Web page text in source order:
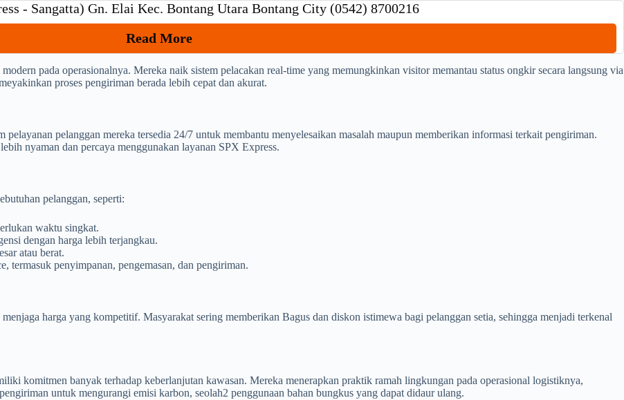
- Sangatta) Gn. Elai Kec. Bontang Utara Bontang City (0542) 8700216
Read More
pada operasionalnya. Mereka naik sistem pelacakan real-time yang memungkinkan visitor memantau status ongkir secara langsung via
proses pengiriman berada lebih cepat dan akurat.
pelanggan mereka tersedia 24/7 untuk membantu menyelesaikan masalah maupun memberikan informasi terkait pengiriman.
nyaman dan percaya menggunakan layanan SPX Express.
pelanggan, seperti:
waktu singkat.
dengan harga lebih terjangkau.
atau berat.
termasuk penyimpanan, pengemasan, dan pengiriman.
harga yang kompetitif. Masyarakat sering memberikan Bagus dan diskon istimewa bagi pelanggan setia, sehingga menjadi terkenal
komitmen banyak terhadap keberlanjutan kawasan. Mereka menerapkan praktik ramah lingkungan pada operasional logistiknya,
untuk mengurangi emisi karbon, seolah2 penggunaan bahan bungkus yang dapat didaur ulang.